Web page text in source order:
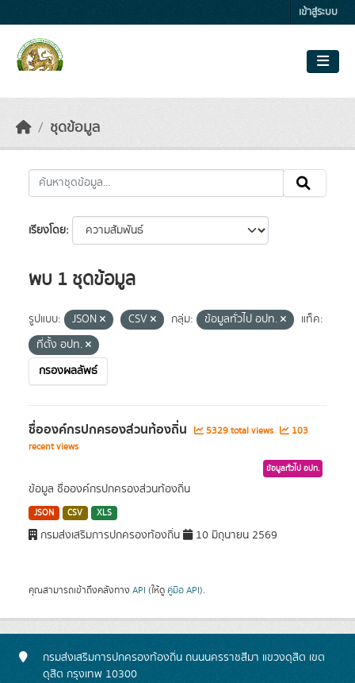
เข้าสู่ระบบ
ชุดข้อมูล
เรียงโดย
พบ 1 ชุดข้อมูล
รูปแบบ: JSON CSV กลุ่ม: ข้อมูลทั่วไป อปท.
แท็ค:
ที่ตั้ง อปท.
กรองผลลัพธ์
ชื่อองค์กรปกครองส่วนท้องถิ่น 5329 total views
103
recent views
ข้อมูลทั่วไป อปท.
ข้อมูล ชื่อองค์กรปกครองส่วนท้องถิ่น
JSON CSV XLS
กรมส่งเสริมการปกครองท้องถิ่น 10 มิถุนายน 2569
คุณสามารถเข้าถึงคลังทาง API (ให้ดู คู่มือ API).
กรมส่งเสริมการปกครองท้องถิ่น ถนนนครราชสีมา แขวงดุสิต เขต
ดุสิต กรุงเทพ 10300